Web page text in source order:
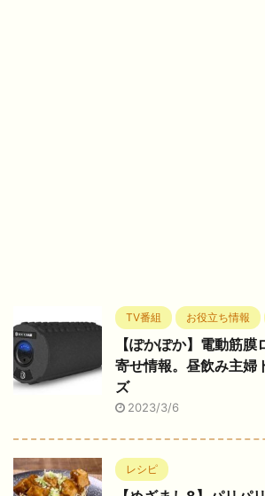
TV番組 お役立ち情報
【ぽかぽか】電動筋膜
寄せ情報。昼飲み主婦
ズ
2023/3/6
レシピ